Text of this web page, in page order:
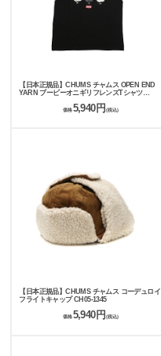
【日本正規品】CHUMS チャムス OPEN END
YARN ブービーオニギリフレンズTシャツ
価格 5,940円(税込)
【日本正規品】CHUMS チャムス コーデュロイ
フライトキャップ CH05-1345
価格 5,940円 (税込)